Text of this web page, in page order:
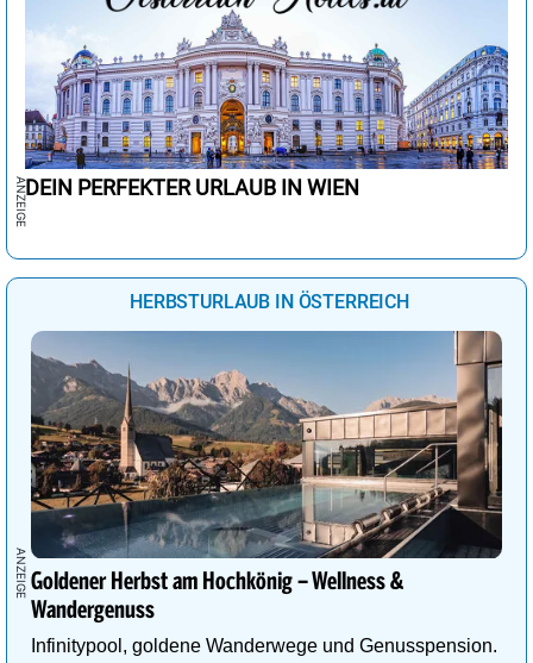
DEIN PERFEKTER URLAUB IN WIEN
HERBSTURLAUB IN ÖSTERREICH
Goldener Herbst am Hochkönig – Wellness &
Wandergenuss
Infinitypool, goldene Wanderwege und Genusspension.